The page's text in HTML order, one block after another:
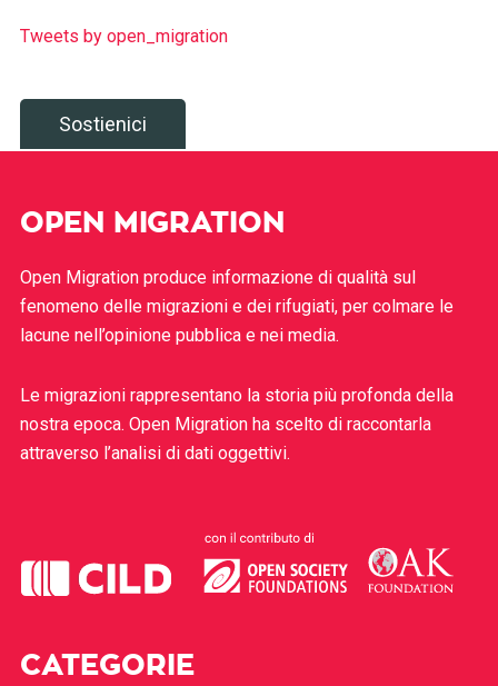
Tweets by open_migration
Sostienici
OPEN MIGRATION
Open Migration produce informazione di qualità sul
fenomeno delle migrazioni e dei rifugiati, per colmare le
lacune nell’opinione pubblica e nei media.
Le migrazioni rappresentano la storia più profonda della
nostra epoca. Open Migration ha scelto di raccontarla
attraverso l’analisi di dati oggettivi.
CATEGORIE